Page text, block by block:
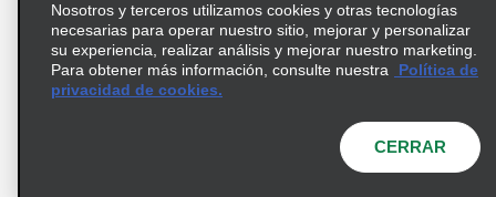
Términos de uso
Política de privacidad
Política de cookies
Información de Salud del Consumidor
© 2026 Enterprise Holdings, Inc. Todos los derechos
Nosotros y terceros utilizamos cookies y otras tecnologías
necesarias para operar nuestro sitio, mejorar y personalizar
su experiencia, realizar análisis y mejorar nuestro marketing.
Para obtener más información, consulte nuestra
Política de
privacidad de cookies.
CERRAR